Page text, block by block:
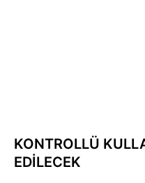
KONTROLLÜ
EDİLECEK